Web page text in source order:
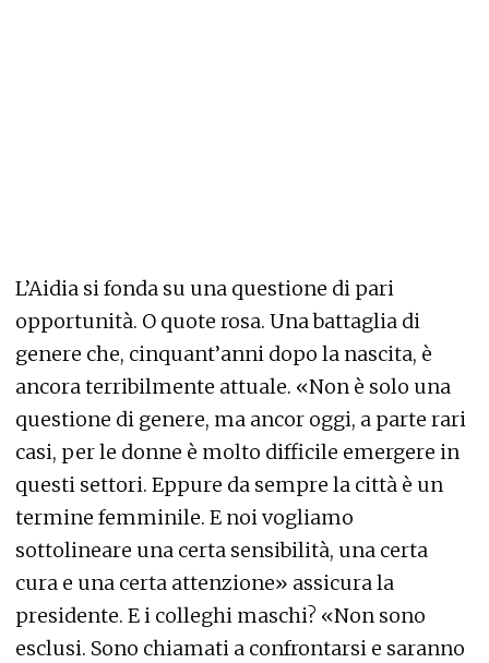
L’Aidia si fonda su una questione di pari
opportunità. O quote rosa. Una battaglia di
genere che, cinquant’anni dopo la nascita, è
ancora terribilmente attuale. «Non è solo una
questione di genere, ma ancor oggi, a parte rari
casi, per le donne è molto difficile emergere in
questi settori. Eppure da sempre la città è un
termine femminile. E noi vogliamo
sottolineare una certa sensibilità, una certa
cura e una certa attenzione» assicura la
presidente. E i colleghi maschi? «Non sono
esclusi. Sono chiamati a confrontarsi e saranno